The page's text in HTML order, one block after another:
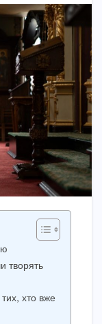
творять
тих, хто вже